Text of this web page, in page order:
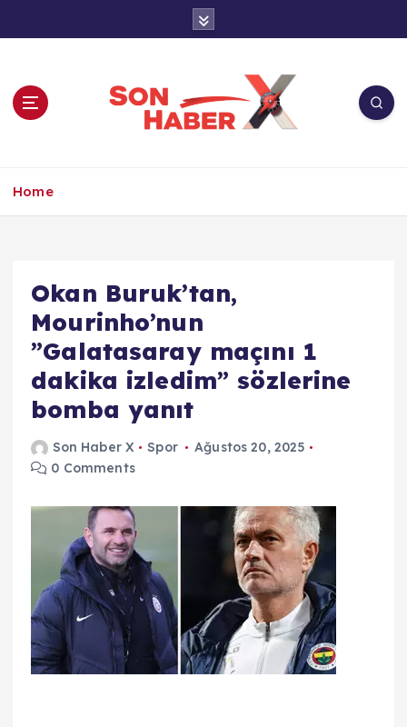
a
Home
Okan Buruk’tan,
Mourinho’nun
”Galatasaray maçını 1
dakika izledim” sözlerine
bomba yanıt
Son Haber X Spor
Ağustos 20, 2025
0 Comments